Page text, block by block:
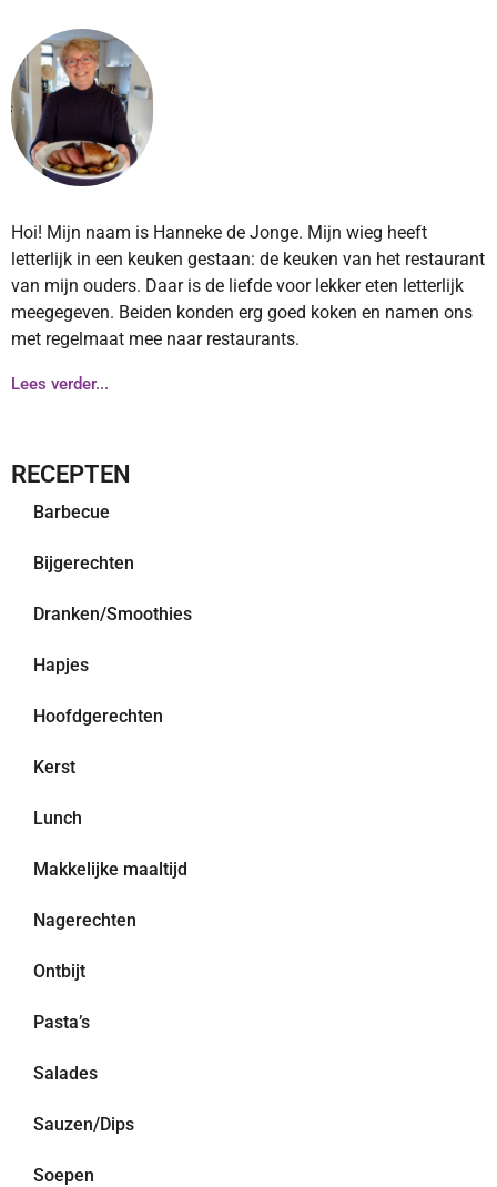
Hoi! Mijn naam is Hanneke de Jonge. Mijn wieg heeft
letterlijk in een keuken gestaan: de keuken van het restaurant
van mijn ouders. Daar is de liefde voor lekker eten letterlijk
meegegeven. Beiden konden erg goed koken en namen ons
met regelmaat mee naar restaurants.
Lees verder...
RECEPTEN
Barbecue
Bijgerechten
Dranken/Smoothies
Hapjes
Hoofdgerechten
Kerst
Lunch
Makkelijke maaltijd
Nagerechten
Ontbijt
Pasta’s
Salades
Sauzen/Dips
Soepen